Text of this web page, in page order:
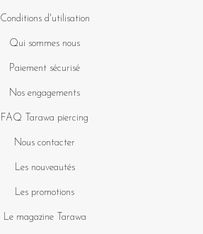
Conditions d'utilisation
Qui sommes nous
Paiement sécurisé
Nos engagements
FAQ Tarawa piercing
Nous contacter
Les nouveautés
Les promotions
Le magazine Tarawa